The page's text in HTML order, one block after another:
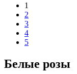
1
2
3
4
5
Белые розы